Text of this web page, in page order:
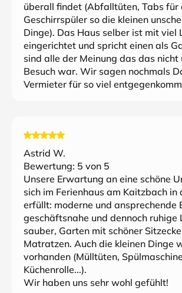
überall findet (Abfalltüten, Tabs für
Geschirrspüler so die kleinen
Dinge). Das Haus selber ist mit viel
eingerichtet und spricht einen als
sind alle der Meinung das das nicht
Besuch war. Wir sagen nochmals
Vermieter für so viel
Astrid W.
Bewertung: 5 von 5
Unsere Erwartung an eine schöne
sich im Ferienhaus am Kaitzbach in
erfüllt: moderne und ansprechende
geschäftsnahe und dennoch ruhige
sauber, Garten mit schöner
Matratzen. Auch die kleinen Dinge
vorhanden (Mülltüten,
Küchenrolle...).
Wir haben uns sehr wohl gefühlt!